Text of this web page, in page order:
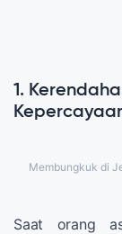
1.
Membungkuk di
Saat orang